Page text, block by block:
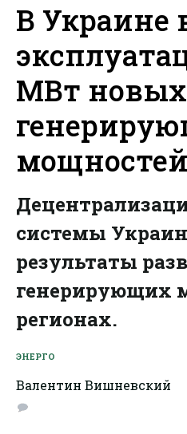
В Украине
МВт новых
мощностей
системы
результаты
генерирующих
регионах.
ЭНЕРГО
Валентин Вишневский